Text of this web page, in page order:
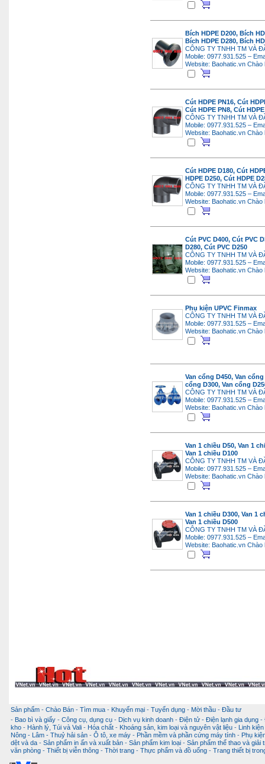
Bích HDPE D200, Bích
Bích HDPE D280, Bích
CÔNG TY TNHH TM VÀ
Mobile: 0977.931.525 –
Website: Baohatic.vn Chào
Cút HDPE PN16, Cút
Cút HDPE PN8, Cút
CÔNG TY TNHH TM VÀ
Mobile: 0977.931.525 –
Website: Baohatic.vn Chào
Cút HDPE D180, Cút
HDPE D250, Cút HDPE
CÔNG TY TNHH TM VÀ
Mobile: 0977.931.525 –
Website: Baohatic.vn Chào
Cút PVC D400, Cút PVC
D280, Cút PVC D250
CÔNG TY TNHH TM VÀ
Mobile: 0977.931.525 –
Website: Baohatic.vn Chào
Phụ kiện UPVC Finmax
CÔNG TY TNHH TM VÀ
Mobile: 0977.931.525 –
Website: Baohatic.vn Chào
Van cổng D450, Van
cổng D300, Van cổng
CÔNG TY TNHH TM VÀ
Mobile: 0977.931.525 –
Website: Baohatic.vn Chào
Van 1 chiều D50, Van 1
Van 1 chiều D100
CÔNG TY TNHH TM VÀ
Mobile: 0977.931.525 –
Website: Baohatic.vn Chào
Van 1 chiều D300, Van 1
Van 1 chiều D500
CÔNG TY TNHH TM VÀ
Mobile: 0977.931.525 –
Website: Baohatic.vn Chào
Sản phẩm - Chào Bán - Tìm mua - Khuyến mại - Tuyển dụng - Mời thầu - Đầu tư
- Bao bì và giấy - Công cụ, dụng cụ - Dịch vụ kinh doanh - Điện tử - Điện lạnh gia dụng -
kho - Hành lý, Túi và Vali - Hóa chất - Khoáng sản, kim loại và nguyên vật liệu -
Linh
Nông - Lâm - Thuỷ hải sản - Ô tô, xe máy - Phần mềm và phần cứng máy tính - Phụ
dệt và da - Sản phẩm in ấn và xuất bản - Sản phẩm kim loại - Sản phẩm thể thao và giải
văn phòng - Thiết bị viễn thông - Thời trang - Thực phẩm và đồ uống - Trang thiết bị